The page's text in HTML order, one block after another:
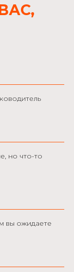
но что-то
вы ожидаете